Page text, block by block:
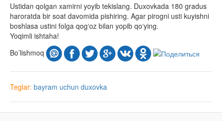
Ustidan qolgan xamirni yoyib tekislang. Duxovkada 180 gradus
haroratda bir soat davomida pishiring. Agar pirogni usti kuyishni
boshlasa ustini folga qog‘oz bilan yopib qo‘ying.
Yoqimli ishtaha!
Bo’lishmoq
Teglar: bayram uchun duxovka